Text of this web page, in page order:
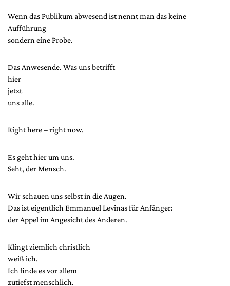
Wenn das Publikum abwesend ist nennt man das keine
Aufführung
sondern eine Probe.
Das Anwesende. Was uns betrifft
hier
jetzt
uns alle.
Right here – right now.
Es geht hier um uns.
Seht, der Mensch.
Wir schauen uns selbst in die Augen.
Das ist eigentlich Emmanuel Levinas für Anfänger:
der Appel im Angesicht des Anderen.
Klingt ziemlich christlich
weiß ich.
Ich finde es vor allem
zutiefst menschlich.